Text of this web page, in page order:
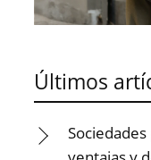
Últimos